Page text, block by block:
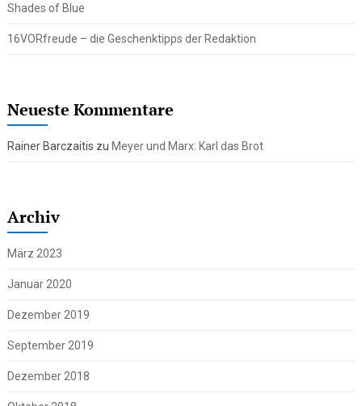
Shades of Blue
16VORfreude – die Geschenktipps der Redaktion
Neueste Kommentare
Rainer Barczaitis zu Meyer und Marx: Karl das Brot
Archiv
März 2023
Januar 2020
Dezember 2019
September 2019
Dezember 2018